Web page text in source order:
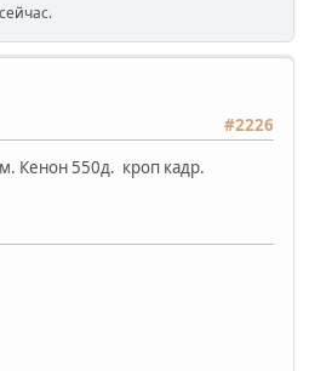
#2226
Кенон 550д. кроп кадр.